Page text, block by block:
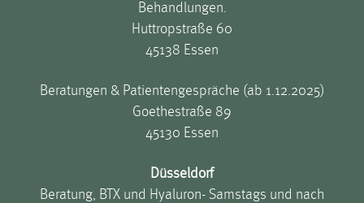
Behandlungen.
Huttropstraße 60
45138 Essen
Beratungen & Patientengespräche (ab 1.12.2025)
Goethestraße 89
45130 Essen
Düsseldorf
Beratung, BTX und Hyaluron- Samstags und nach